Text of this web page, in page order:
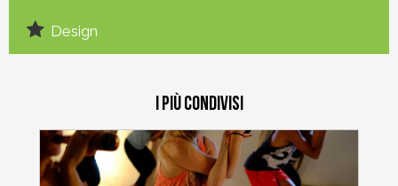
Design
I più condivisi